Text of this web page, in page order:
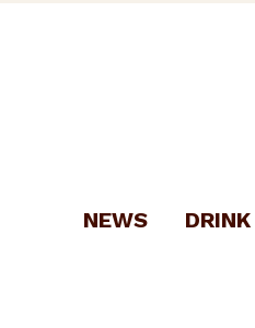
NEWS DRINK